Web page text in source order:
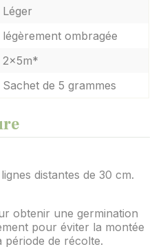
Léger
légèrement ombragée
2x5m*
Sachet de 5 grammes
distantes de 30 cm.
obtenir une germination
pour éviter la montée
de récolte.